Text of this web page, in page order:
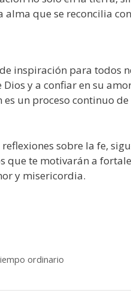
que se reconcilia
inspiración para todos
y a confiar en su
un proceso continuo
sobre la fe,
que te motivarán a
y misericordia.
ordinario